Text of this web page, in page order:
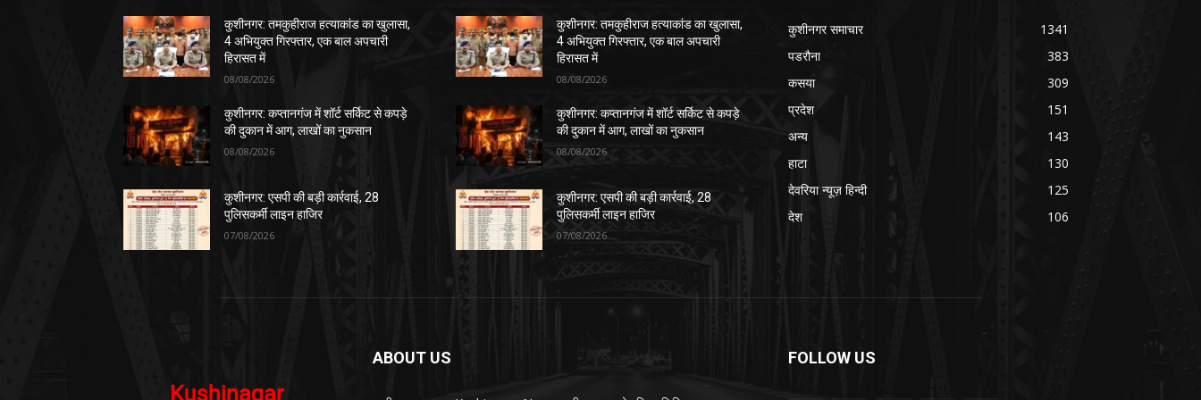
कुशीनगर: तमकुहीराज हत्याकांड का खुलासा,
4 अभियुक्त गिरफ्तार, एक बाल अपचारी
हिरासत में
08/08/2026
कुशीनगर: कप्तानगंज में शॉर्ट सर्किट से कपड़े
की दुकान में आग, लाखों का नुकसान
08/08/2026
कुशीनगर: एसपी की बड़ी कार्रवाई, 28
पुलिसकर्मी लाइन हाजिर
07/08/2026
कुशीनगर: तमकुहीराज हत्याकांड का खुलासा,
4 अभियुक्त गिरफ्तार, एक बाल अपचारी
हिरासत में
08/08/2026
कुशीनगर: कप्तानगंज में शॉर्ट सर्किट से कपड़े
की दुकान में आग, लाखों का नुकसान
08/08/2026
कुशीनगर: एसपी की बड़ी कार्रवाई, 28
पुलिसकर्मी लाइन हाजिर
07/08/2026
कुशीनगर समाचार
1341
पडरौना
383
कसया
309
प्रदेश
151
अन्य
143
हाटा
130
देवरिया न्यूज़ हिन्दी
125
देश
106
ABOUT US FOLLOW US